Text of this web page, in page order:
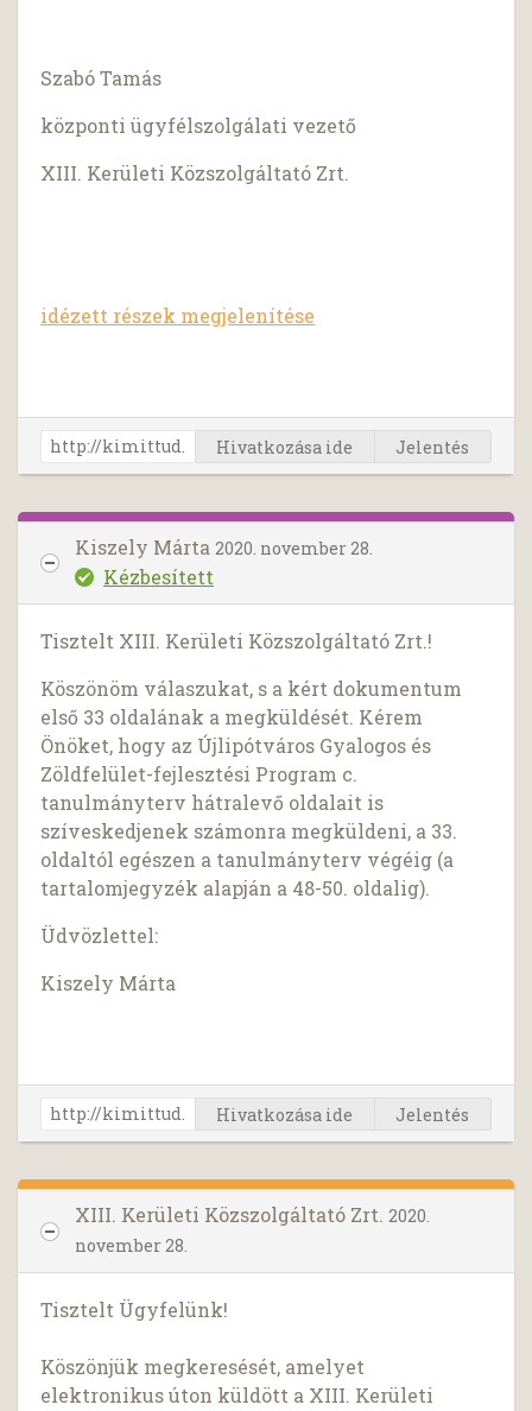
Szabó Tamás
központi ügyfélszolgálati vezető
XIII. Kerületi Közszolgáltató Zrt.
idézett részek megjelenítése
Hivatkozása ide Jelentés
Kiszely Márta 2020. november 28.
Kézbesített
Tisztelt XIII. Kerületi Közszolgáltató Zrt.!
Köszönöm válaszukat, s a kért dokumentum
első 33 oldalának a megküldését. Kérem
Önöket, hogy az Újlipótváros Gyalogos és
Zöldfelület-fejlesztési Program c.
tanulmányterv hátralevő oldalait is
szíveskedjenek számonra megküldeni, a 33.
oldaltól egészen a tanulmányterv végéig (a
tartalomjegyzék alapján a 48-50. oldalig).
Üdvözlettel:
Kiszely Márta
Hivatkozása ide Jelentés
XIII. Kerületi Közszolgáltató Zrt. 2020.
november 28.
Tisztelt Ügyfelünk!
Köszönjük megkeresését, amelyet
elektronikus úton küldött a XIII. Kerületi